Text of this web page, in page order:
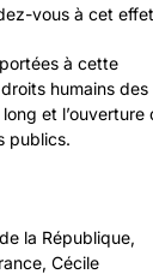
vous à cet
à cette
humains des
et l’ouverture
publics.
la République,
Cécile